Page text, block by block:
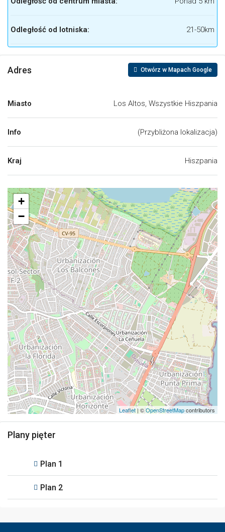
Odległość od lotniska: 21-50km
Adres Otwórz w Mapach Google
Miasto Los Altos, Wszystkie Hiszpania
Info (Przybliżona lokalizacja)
Kraj Hiszpania
+
−
Leaflet| ©OpenStreetMapcontributors
Plany pięter
Plan 1
Plan 2